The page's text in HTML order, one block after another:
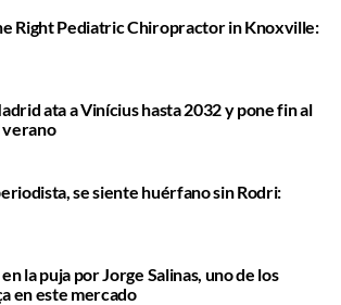
Right Pediatric Chiropractor in Knoxville:
ata a Vinícius hasta 2032 y pone fin al
verano
se siente huérfano sin Rodri:
la puja por Jorge Salinas, uno de los
en este mercado